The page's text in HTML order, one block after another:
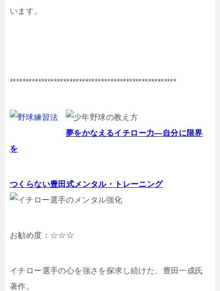
います。
*****************************************************
夢をかなえるイチロー力―自分に限界
を
つくらない豊田式メンタル・トレーニング
お勧め度：☆☆☆
イチロー選手の心を強さを探求し続けた、豊田一成氏
著作。